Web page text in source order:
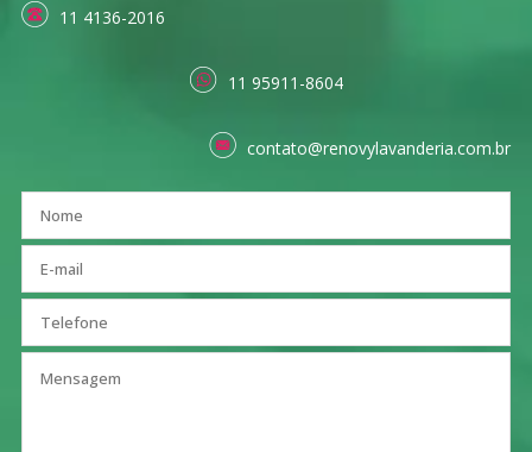
11 4136-2016
11 95911-8604
contato@renovylavanderia.com.br